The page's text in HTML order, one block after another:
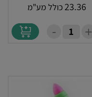
23.36כולל מע"מ
+
-